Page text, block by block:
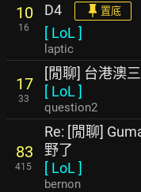
10
16
D4
置底
[ LoL ]
laptic
17
33
[閒聊] 台港澳
[ LoL ]
question2
83
415
Re: [閒聊]
野了
[ LoL ]
bernon